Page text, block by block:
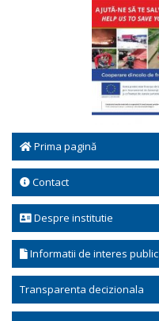
Prima pagină
Contact
Despre institutie
Informatii de interes public
Transparenta decizionala